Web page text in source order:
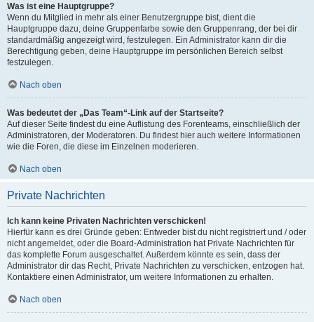
Was ist eine Hauptgruppe?
Wenn du Mitglied in mehr als einer Benutzergruppe bist, dient die
Hauptgruppe dazu, deine Gruppenfarbe sowie den Gruppenrang, der bei dir
standardmäßig angezeigt wird, festzulegen. Ein Administrator kann dir die
Berechtigung geben, deine Hauptgruppe im persönlichen Bereich selbst
festzulegen.
Nach oben
Was bedeutet der „Das Team“-Link auf der Startseite?
Auf dieser Seite findest du eine Auflistung des Forenteams, einschließlich der
Administratoren, der Moderatoren. Du findest hier auch weitere Informationen
wie die Foren, die diese im Einzelnen moderieren.
Nach oben
Private Nachrichten
Ich kann keine Privaten Nachrichten verschicken!
Hierfür kann es drei Gründe geben: Entweder bist du nicht registriert und / oder
nicht angemeldet, oder die Board-Administration hat Private Nachrichten für
das komplette Forum ausgeschaltet. Außerdem könnte es sein, dass der
Administrator dir das Recht, Private Nachrichten zu verschicken, entzogen hat.
Kontaktiere einen Administrator, um weitere Informationen zu erhalten.
Nach oben